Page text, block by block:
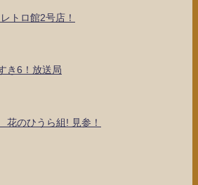
トロ館2号店！
き6！放送局
のひうら組! 見参！